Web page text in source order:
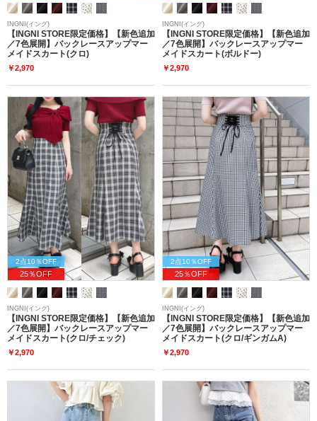
INGNI(イング)
【INGNI STORE限定価格】【新色追加
／7色展開】バックレースアップマー
メイドスカート(クロ)
￥2,970
INGNI(イング)
【INGNI STORE限定価格】【新色追加
／7色展開】バックレースアップマー
メイドスカート(ボルドー)
￥2,970
2点10％OFF
25％OFF
INGNI(イング)
【INGNI STORE限定価格】【新色追加
／7色展開】バックレースアップマー
メイドスカート(クロ/チェック)
￥2,970
2点10％OFF
25％OFF
INGNI(イング)
【INGNI STORE限定価格】【新色追加
／7色展開】バックレースアップマー
メイドスカート(クロ/ギンガムA)
￥2,970